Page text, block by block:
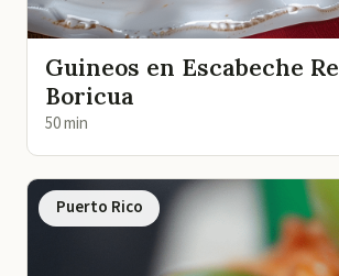
Guineos en Escabeche
Boricua
50 min
Puerto Rico